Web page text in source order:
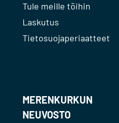
Tule meille töihin
Laskutus
Tietosuojaperiaatteet
MERENKURKUN
NEUVOSTO